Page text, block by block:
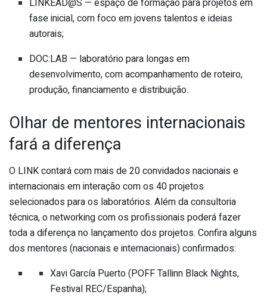
LINKEAD@S — espaço de formação para projetos em
fase inicial, com foco em jovens talentos e ideias
autorais;
DOC:LAB — laboratório para longas em
desenvolvimento, com acompanhamento de roteiro,
produção, financiamento e distribuição.
Olhar de mentores internacionais
fará a diferença
O LINK contará com mais de 20 convidados nacionais e
internacionais em interação com os 40 projetos
selecionados para os laboratórios. Além da consultoria
técnica, o networking com os profissionais poderá fazer
toda a diferença no lançamento dos projetos. Confira alguns
dos mentores (nacionais e internacionais) confirmados:
Xavi García Puerto (POFF Tallinn Black Nights,
Festival REC/Espanha);